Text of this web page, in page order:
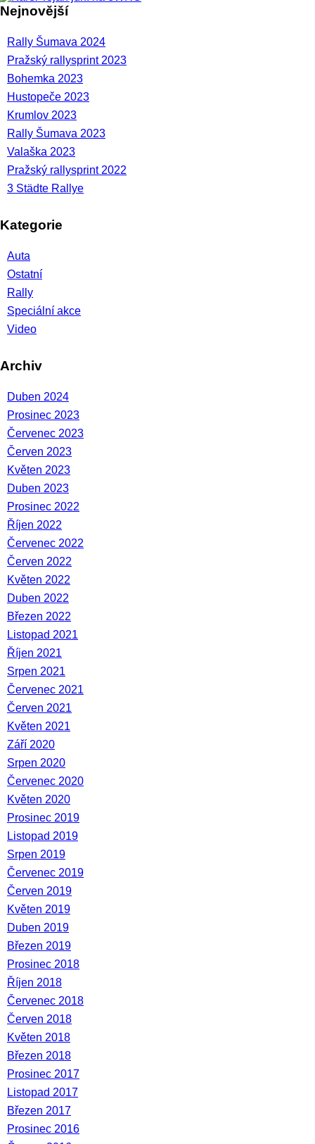
Nejnovější
Rally Šumava 2024
Pražský rallysprint 2023
Bohemka 2023
Hustopeče 2023
Krumlov 2023
Rally Šumava 2023
Valaška 2023
Pražský rallysprint 2022
3 Städte Rallye
Kategorie
Auta
Ostatní
Rally
Speciální akce
Video
Archiv
Duben 2024
Prosinec 2023
Červenec 2023
Červen 2023
Květen 2023
Duben 2023
Prosinec 2022
Říjen 2022
Červenec 2022
Červen 2022
Květen 2022
Duben 2022
Březen 2022
Listopad 2021
Říjen 2021
Srpen 2021
Červenec 2021
Červen 2021
Květen 2021
Září 2020
Srpen 2020
Červenec 2020
Květen 2020
Prosinec 2019
Listopad 2019
Srpen 2019
Červenec 2019
Červen 2019
Květen 2019
Duben 2019
Březen 2019
Prosinec 2018
Říjen 2018
Červenec 2018
Červen 2018
Květen 2018
Březen 2018
Prosinec 2017
Listopad 2017
Březen 2017
Prosinec 2016